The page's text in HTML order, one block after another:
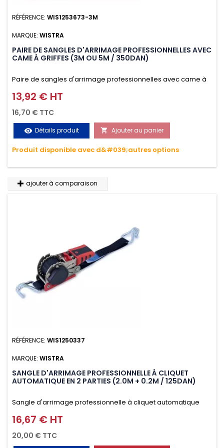
RÉFÉRENCE: WIS1253673-3M
MARQUE: WISTRA
PAIRE DE SANGLES D'ARRIMAGE PROFESSIONNELLES AVEC
CAME À GRIFFES (3M OU 5M / 350DAN)
Paire de sangles d'arrimage professionnelles avec came à
griffes (3M ou 5M / 350daN), simple et rapide d'utilisation.
Permet d'arrimer et de sécuriser vos chargements pendant
le transport. Matière polyester très résistante aux UV et aux
variations de températures, n'absorbe pas l'eau.
Prix
13,92 € HT
16,70 € TTC
visibility Détails produit  Ajouter au panier
Produit disponible avec d&#039;autres options
ajouter à comparaison
RÉFÉRENCE: WIS1250337
MARQUE: WISTRA
SANGLE D'ARRIMAGE PROFESSIONNELLE À CLIQUET
AUTOMATIQUE EN 2 PARTIES (2.0M + 0.2M / 125DAN)
Sangle d'arrimage professionnelle à cliquet automatique
avec crochet deux doigts soudés en J en 2 parties (2.0M +
0.2M / 125daN), simple et rapide d'utilisation. Permet
Prix
16,67 € HT
20,00 € TTC